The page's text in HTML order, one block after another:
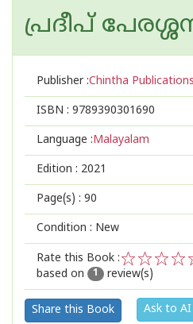
പ്രദീപ്
Publisher :Chintha Publications
ISBN : 9789390301690
Language :Malayalam
Edition : 2021
Page(s) : 90
Condition : New
Rate this Book :
2
1
based on
1 review(s)
Share this Book Ask to